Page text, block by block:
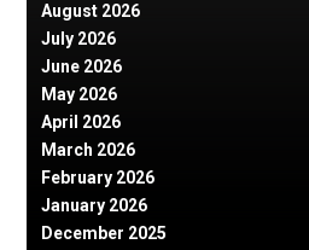
August 2026
July 2026
June 2026
May 2026
April 2026
March 2026
February 2026
January 2026
December 2025